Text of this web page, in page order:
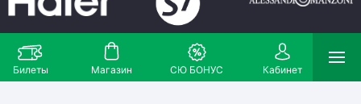
Билеты Магазин СЮ БОНУС Кабинет